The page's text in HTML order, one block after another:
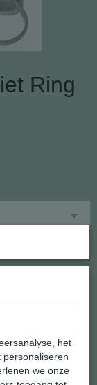
Ring
gesmeed in
het
we onze